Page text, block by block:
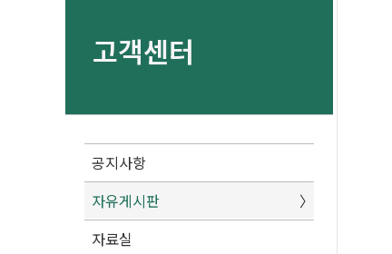
고객센터
공지사항
자유게시판
자료실